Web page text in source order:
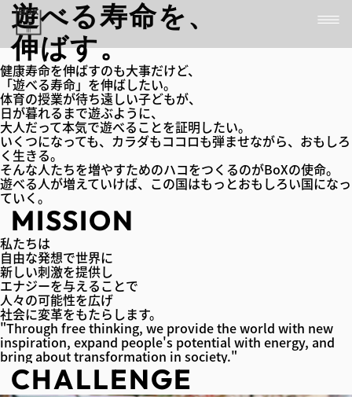
遊べる寿命を、
伸ばす。
健康寿命を伸ばすのも大事だけど、
「遊べる寿命」を伸ばしたい。
体育の授業が待ち遠しい子どもが、
日が暮れるまで遊ぶように、
大人だって本気で遊べることを証明したい。
いくつになっても、カラダもココロも弾ませながら、おもしろ
く生きる。
そんな人たちを増やすためのハコをつくるのがBoXの使命。
遊べる人が増えていけば、この国はもっとおもしろい国になっ
ていく。
MISSION
私たちは
自由な発想で世界に
新しい刺激を提供し
エナジーを与えることで
人々の可能性を広げ
社会に変革をもたらします。
"Through free thinking, we provide the world with new
inspiration, expand people's potential with energy, and
bring about transformation in society."
CHALLENGE